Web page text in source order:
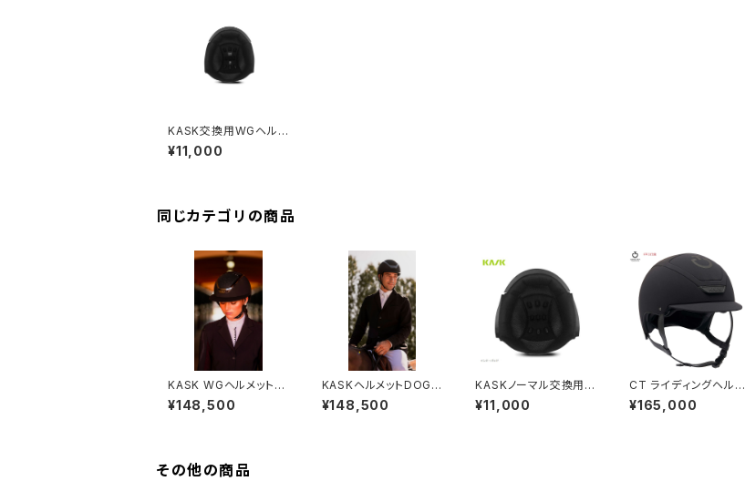
KASK交換用WGヘルメ
ットインナーパッド HPA
00006
¥11,000
同じカテゴリの商品
KASK WGヘルメットSt
ar Lady CHROME
HHE00041
¥148,500
KASKヘルメットDOGM
A CHROME HHE000
40
¥148,500
KASKノーマル交換用ヘ
ルメットインナーパッド
¥11,000
CT ライディングヘルメ
ットWG11仕様 CAP0
01 ABS02
¥165,000
その他の商品